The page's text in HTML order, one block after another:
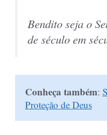
Bendito seja o
de século em
Conheça também:
Proteção de Deus